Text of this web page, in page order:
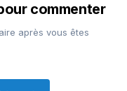
commenter
après vous êtes